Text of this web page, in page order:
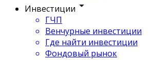
Инвестиции
ГЧП
Венчурные инвестиции
Где найти инвестиции
Фондовый рынок